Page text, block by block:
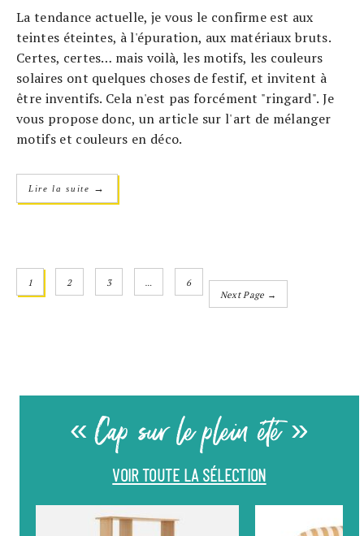
La tendance actuelle, je vous le confirme est aux
teintes éteintes, à l'épuration, aux matériaux bruts.
Certes, certes… mais voilà, les motifs, les couleurs
solaires ont quelques choses de festif, et invitent à
être inventifs. Cela n'est pas forcément "ringard". Je
vous propose donc, un article sur l'art de mélanger
motifs et couleurs en déco.
Lire la suite →
1 2 3
6
Next Page →
« Cap sur le plein été »
VOIR TOUTE LA SÉLECTION